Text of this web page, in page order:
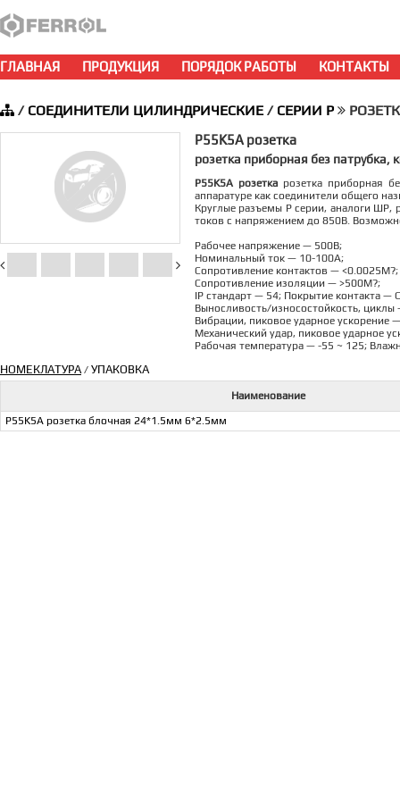
ГЛАВНАЯ ПРОДУКЦИЯ ПОРЯДОК РАБОТЫ КОНТАКТЫ
/ СОЕДИНИТЕЛИ ЦИЛИНДРИЧЕСКИЕ/ СЕРИИ P
P55K5A розетка
розетка приборная без патрубка,
P55K5A розетка розетка приборная
аппаратуре как соединители общего
Круглые разъемы P серии, аналоги ШР,
токов с напряжением до 850В.
Рабочее напряжение — 500В;
Номинальный ток — 10-100А;
Сопротивление контактов — <0.0025M?;
Сопротивление изоляции — >500M?;
IP стандарт — 54; Покрытие контакта —
Выносливость/износостойкость, циклы
Вибрации, пиковое ударное ускорение
Механический удар, пиковое ударное
Рабочая температура — -55 ~ 125;
НОМЕКЛАТУРА/ УПАКОВКА
Наименование
P55K5A розетка блочная 24*1.5мм 6*2.5мм